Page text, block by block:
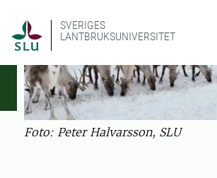
SVERIGES
LANTBRUKSUNIVERSITET
Foto: Peter Halvarsson, SLU